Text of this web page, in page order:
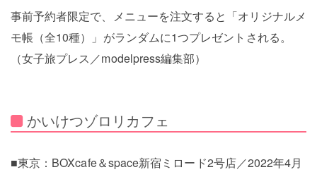
事前予約者限定で、メニューを注文すると「オリジナルメ
モ帳（全10種）」がランダムに1つプレゼントされる。
（女子旅プレス／modelpress編集部）
かいけつゾロリカフェ
■東京：BOXcafe＆space新宿ミロード2号店／2022年4月